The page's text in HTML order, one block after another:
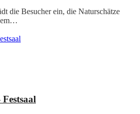
die Besucher ein, die Naturschätze